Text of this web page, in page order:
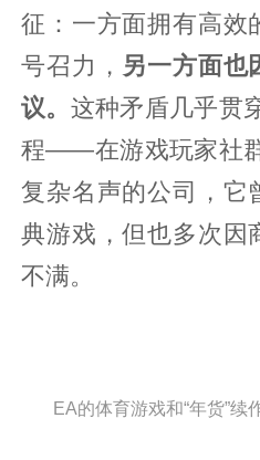
征：一方面拥有高效
号召力， 另一方面也
议。 这种矛盾几乎贯
程——在游戏玩家社
复杂名声的公司，它
典游戏，但也多次因
不满。
EA的体育游戏和“年货”